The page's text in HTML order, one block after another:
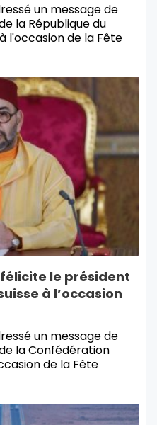
un message de
la République du
l'occasion de la Fête
félicite le président
à l’occasion
un message de
la Confédération
de la Fête